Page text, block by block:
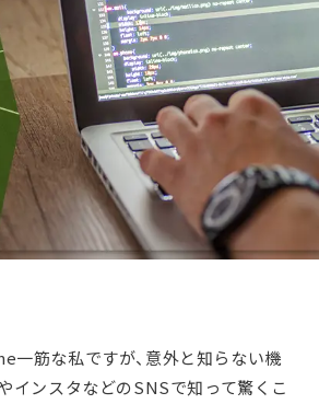
一筋な私ですが、意外と知らない機
インスタなどのSNSで知って驚くこ